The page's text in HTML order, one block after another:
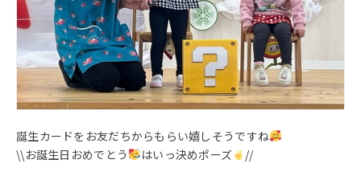
誕生カードをお友だちからもらい嬉しそうですね
\\お誕生日おめでとう
はいっ決めポーズ //